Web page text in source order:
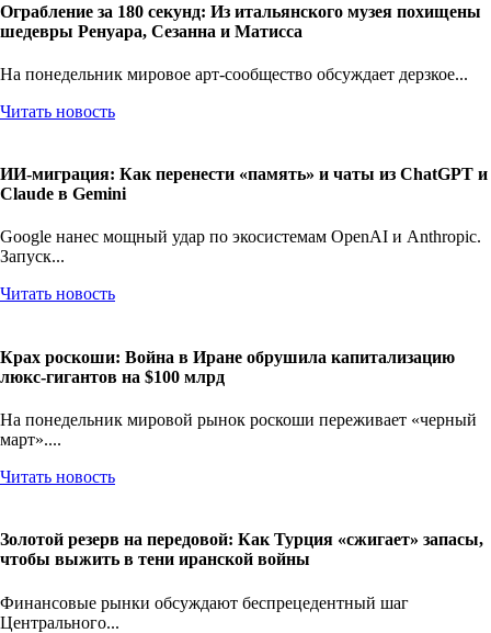
Ограбление за 180 секунд: Из итальянского музея похищены
шедевры Ренуара, Сезанна и Матисса
На понедельник мировое арт-сообщество обсуждает дерзкое...
Читать новость
ИИ-миграция: Как перенести «память» и чаты из ChatGPT и
Claude в Gemini
Google нанес мощный удар по экосистемам OpenAI и Anthropic.
Запуск...
Читать новость
Крах роскоши: Война в Иране обрушила капитализацию
люкс-гигантов на $100 млрд
На понедельник мировой рынок роскоши переживает «черный
март»....
Читать новость
Золотой резерв на передовой: Как Турция «сжигает» запасы,
чтобы выжить в тени иранской войны
Финансовые рынки обсуждают беспрецедентный шаг
Центрального...